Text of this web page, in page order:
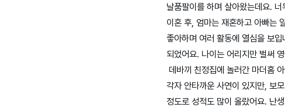
날품팔이를 하며 살아왔는데요.
이혼 후, 엄마는 재혼하고 아빠는
좋아하며 여러 활동에 열심을 보
되었어요. 나이는 어리지만 벌써
데바끼 친정집에 놀러간 마더홈
각자 안타까운 사연이 있지만, 보
정도로 성적도 많이 올랐어요. 난